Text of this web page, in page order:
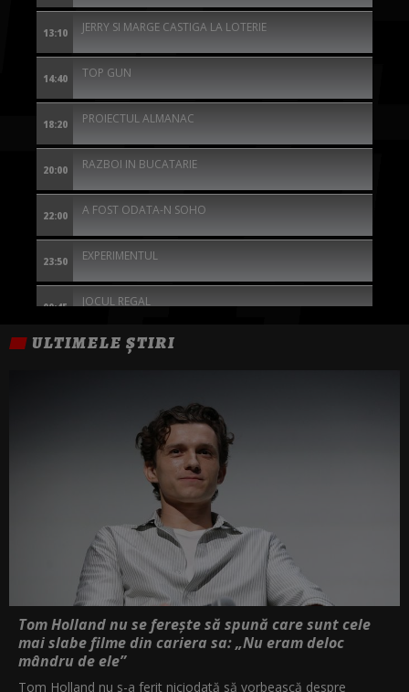
13:10 JERRY SI MARGE CASTIGA LA LOTERIE
14:40 TOP GUN
18:20 PROIECTUL ALMANAC
20:00 RAZBOI IN BUCATARIE
22:00 A FOST ODATA-N SOHO
23:50 EXPERIMENTUL
00:45 JOCUL REGAL
02:30 GREU DE UCIS 2
ULTIMELE ȘTIRI
Tom Holland nu se ferește să spună care sunt cele
mai slabe filme din cariera sa: „Nu eram deloc
mândru de ele”
Tom Holland nu s-a ferit niciodată să vorbească despre